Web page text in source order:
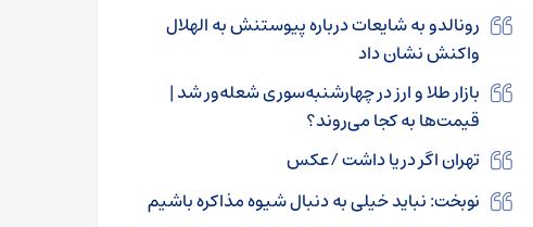
رونالدو به شایعات درباره پیوستنش به الهلال
واکنش نشان داد
بازار طلا و ارز در چهارشنبه‌سوری شعله‌ور شد |
قیمت‌ها به کجا می‌روند؟
تهران اگر دریا داشت /عکس
نوبخت: نباید خیلی به دنبال شیوه مذاکره باشیم